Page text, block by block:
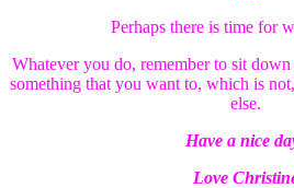
Perhaps there is time for
Whatever you do, remember to sit
something that you want to, which is
else.
Have a nice
Love